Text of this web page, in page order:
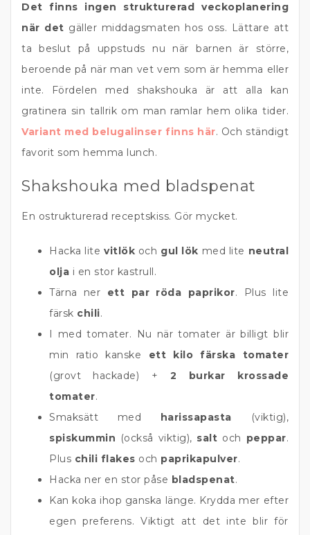
Det finns ingen strukturerad veckoplanering
när det gäller middagsmaten hos oss. Lättare att
ta beslut på uppstuds nu när barnen är större,
beroende på när man vet vem som är hemma eller
inte. Fördelen med shakshouka är att alla kan
gratinera sin tallrik om man ramlar hem olika tider.
Variant med belugalinser finns här. Och ständigt
favorit som hemma lunch.
Shakshouka med bladspenat
En ostrukturerad receptskiss. Gör mycket.
Hacka lite vitlök och gul lök med lite neutral
olja i en stor kastrull.
Tärna ner ett par röda paprikor. Plus lite
färsk chili.
I med tomater. Nu när tomater är billigt blir
min ratio kanske ett kilo färska tomater
(grovt hackade) + 2 burkar krossade
tomater.
Smaksätt med harissapasta (viktig),
spiskummin (också viktig), salt och peppar.
Plus chili flakes och paprikapulver.
Hacka ner en stor påse bladspenat.
Kan koka ihop ganska länge. Krydda mer efter
egen preferens. Viktigt att det inte blir för